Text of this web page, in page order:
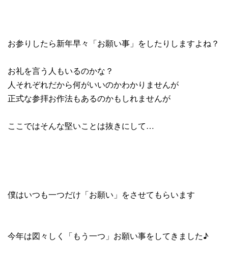
お参りしたら新年早々「お願い事」をしたりしますよね？
お礼を言う人もいるのかな？
人それぞれだから何がいいのかわかりませんが
正式な参拝お作法もあるのかもしれませんが
ここではそんな堅いことは抜きにして…
僕はいつも一つだけ「お願い」をさせてもらいます
今年は図々しく「もう一つ」お願い事をしてきました♪